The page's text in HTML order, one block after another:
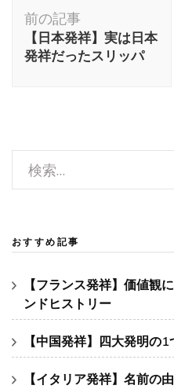
稿
ナ
ビ
ョ
ン
前の記事
【日本発祥】実は日本
発祥だったスリッパ
検
索:
おすすめ記事
【フランス発祥】価値観
ンドヒストリー
【中国発祥】四大発明の
【イタリア発祥】名前の